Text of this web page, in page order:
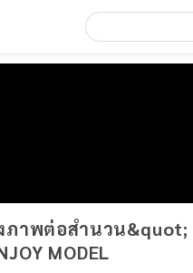
ภาพต่อสำนวน
MODEL